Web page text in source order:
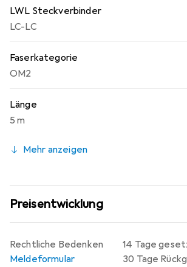
LWL Steckverbinder
LC-LC
Faserkategorie
OM2
Länge
5 m
Mehr anzeigen
Preisentwicklung
14 Tage
30 Tage
Rechtliche Bedenken
Meldeformular